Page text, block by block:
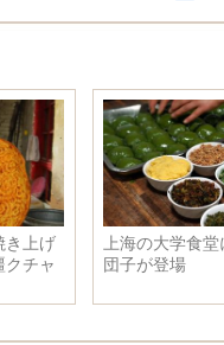
き上げ
チャ
上海の大学食
団子が登場